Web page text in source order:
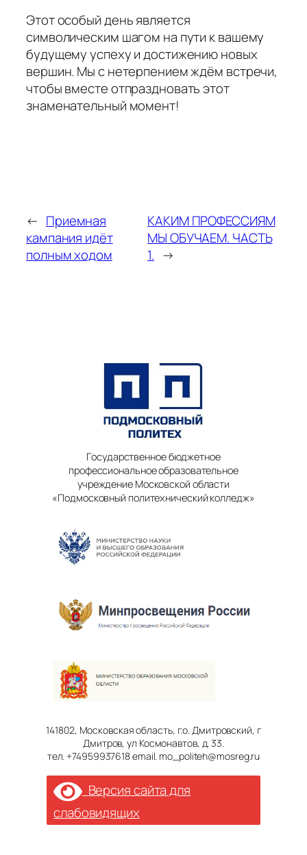
Этот особый день является
символическим шагом на пути к вашему
будущему успеху и достижению новых
вершин. Мы с нетерпением ждëм встречи,
чтобы вместе отпраздновать этот
знаменательный момент!
← Приемная
кампания идёт
полным ходом
КАКИМ ПРОФЕССИЯМ
МЫ ОБУЧАЕМ. ЧАСТЬ
1. →
Государственное бюджетное
профессиональное образовательное
учреждение Московской области
«Подмосковный политехнический колледж»
141802, Московская область, г.о. Дмитровский, г
Дмитров, ул Космонавтов, д. 33.
тел. +74959937618 email. mo_politeh@mosreg.ru
Версия сайта для
слабовидящих